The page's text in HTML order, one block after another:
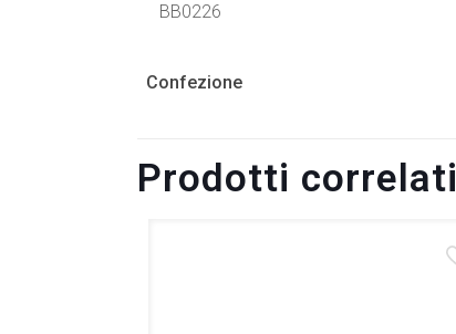
BB0226
Confezione
Prodotti correlati